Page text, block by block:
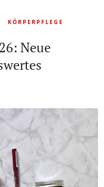
KÖRPERPFLEGE
Neue